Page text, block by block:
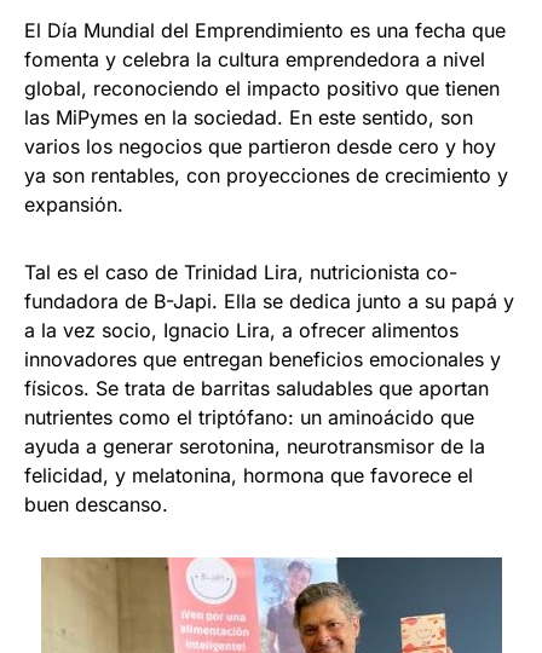
El Día Mundial del Emprendimiento es una fecha que
fomenta y celebra la cultura emprendedora a nivel
global, reconociendo el impacto positivo que tienen
las MiPymes en la sociedad. En este sentido, son
varios los negocios que partieron desde cero y hoy
ya son rentables, con proyecciones de crecimiento y
expansión.
Tal es el caso de Trinidad Lira, nutricionista co-
fundadora de B-Japi. Ella se dedica junto a su papá y
a la vez socio, Ignacio Lira, a ofrecer alimentos
innovadores que entregan beneficios emocionales y
físicos. Se trata de barritas saludables que aportan
nutrientes como el triptófano: un aminoácido que
ayuda a generar serotonina, neurotransmisor de la
felicidad, y melatonina, hormona que favorece el
buen descanso.